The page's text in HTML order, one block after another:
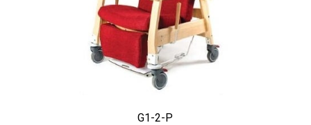
G1-2-P